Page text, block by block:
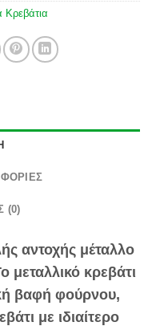
Κρεβάτια
(0)
αντοχής μέταλλο
μεταλλικό κρεβάτι
βαφή φούρνου,
με ιδιαίτερο